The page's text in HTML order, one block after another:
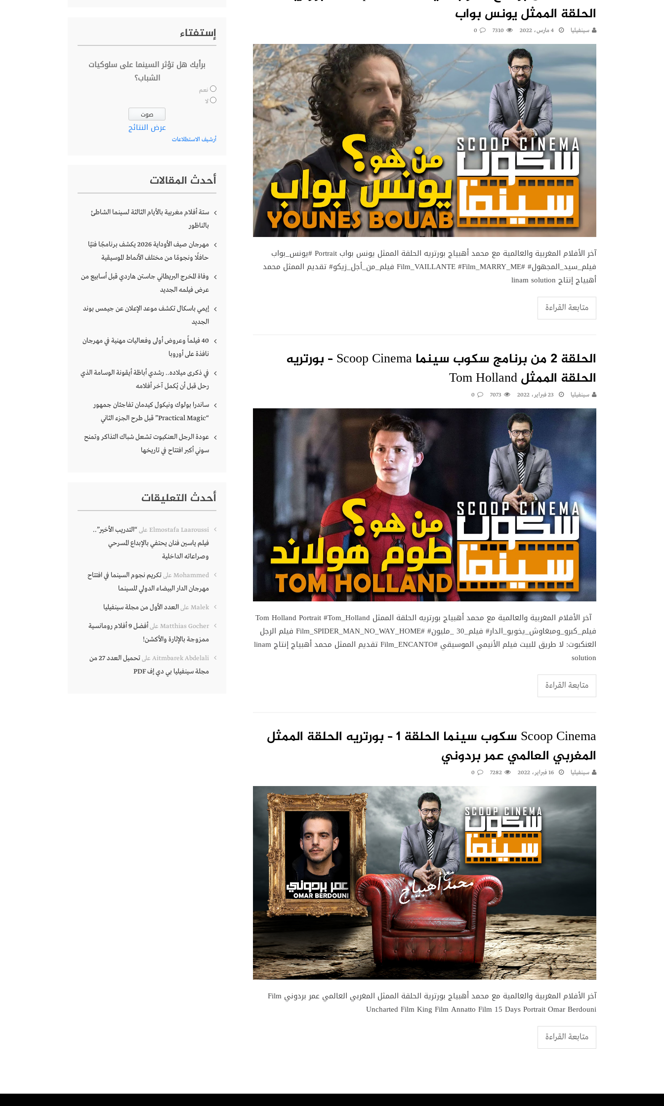
الحلقة الممثل يونس بواب
سينفيليا 4 مارس، 2022 7310
0
آخر الأفلام المغربية والعالمية مع محمد أهبياج بورتريه الحلقة الممثل يونس بواب Portrait #يونس_بواب
فيلم_سيد_المجهول# #Film_VAILLANTE #Film_MARRY_ME فيلم_من_أجل_زيكو# تقديم الممثل محمد
أهبياج إنتاج linam solution
متابعة القراءة
الحلقة 2 من برنامج سكوب سينما Scoop Cinema – بورتريه
الحلقة الممثل Tom Holland
سينفيليا 23 فبراير، 2022 7073
0
آخر الأفلام المغربية والعالمية مع محمد أهبياج بورتريه الحلقة الممثل Tom Holland Portrait #Tom_Holland
فيلم_كبرو_ومبغاوش_يخويو_الدار# فيلم_30 _مليون# #Film_SPIDER_MAN_NO_WAY_HOME فيلم الرجل
العنكبوت: لا طريق للبيت فيلم الأنيمي الموسيقي #Film_ENCANTO تقديم الممثل محمد أهبياج إنتاج linam
solution
متابعة القراءة
Scoop Cinema سكوب سينما الحلقة 1 – بورتريه الحلقة الممثل
المغربي العالمي عمر بردوني
سينفيليا 16 فبراير، 2022 7282
0
آخر الأفلام المغربية والعالمية مع محمد أهبياج بورترية الحلقة الممثل المغربي العالمي عمر بردوني Film
Uncharted Film King Film Annatto Film 15 Days Portrait Omar Berdouni
متابعة القراءة
إستفتاء
برأيك هل تؤثر السينما على سلوكيات
الشباب؟
نعم
لا
عرض النتائج
أرشيف الاستطلاعات
أحدث المقالات
ستة أفلام مغربية بالأيام الثالثة لسينما الشاطئ
بالناظور
مهرجان صيف الأوداية 2026 يكشف برنامجًا فنيًا
حافلًا ونجومًا من مختلف الأنماط الموسيقية
وفاة المخرج البريطاني جاستن هاردي قبل أسابيع من
عرض فيلمه الجديد
إيمي باسكال تكشف موعد الإعلان عن جيمس بوند
الجديد
40 فيلماً وعروض أولى وفعاليات مهنية في مهرجان
نافذة على أوروبا
في ذكرى ميلاده.. رشدي أباظة أيقونة الوسامة الذي
رحل قبل أن يُكمل آخر أفلامه
ساندرا بولوك ونيكول كيدمان تفاجئان جمهور
“Practical Magic” قبل طرح الجزء الثاني
عودة الرجل العنكبوت تشعل شباك التذاكر وتمنح
سوني أكبر افتتاح في تاريخها
أحدث التعليقات
Elmostafa Laaroussi على“التدريب الأخير”..
فيلم ياسين فنان يحتفي بالإبداع المسرحي
وصراعاته الداخلية
Mohammed علىتكريم نجوم السينما في افتتاح
مهرجان الدار البيضاء الدولي للسينما
Malek علىالعدد الأول من مجلة سينفيليا
Matthias Gocher على
أفضل 9 أفلام رومانسية
ممزوجة بالإثارة والأكشن!
Aitmbarek Abdelali على
تحميل العدد 27 من
مجلة سينفيليا بي دي إف PDF